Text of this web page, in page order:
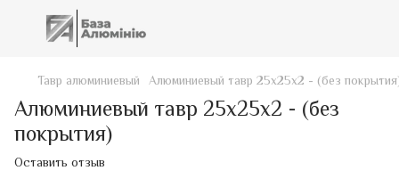
Тавр алюминиевый Алюминиевый тавр 25х25х2 - (без
Алюминиевый тавр 25х25х2 - (без
покрытия)
Оставить отзыв